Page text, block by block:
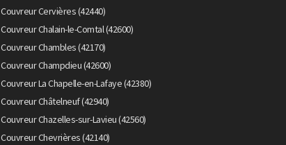
Couvreur Cervières (42440)
Couvreur Chalain-le-Comtal (42600)
Couvreur Chambles (42170)
Couvreur Champdieu (42600)
Couvreur La Chapelle-en-Lafaye (42380)
Couvreur Châtelneuf (42940)
Couvreur Chazelles-sur-Lavieu (42560)
Couvreur Chevrières (42140)